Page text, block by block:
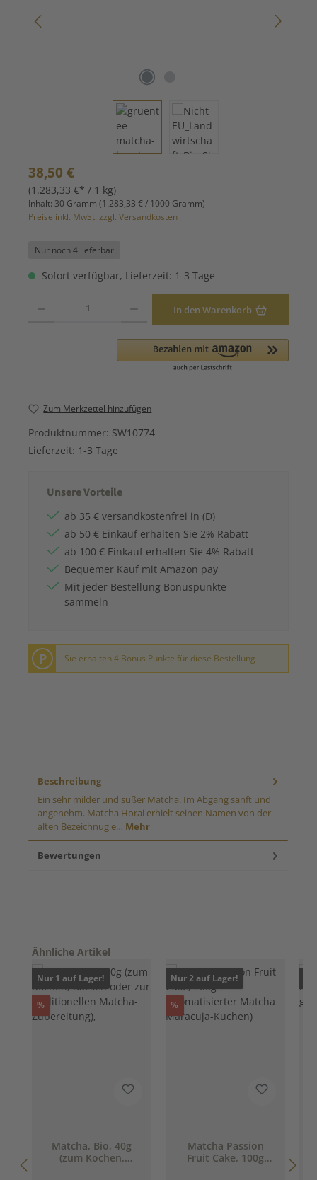
Regulärer Preis:
38,50 €
(1.283,33 €* / 1 kg)
Inhalt: 30 Gramm (1.283,33 € / 1000 Gramm)
Preise inkl. MwSt. zzgl. Versandkosten
Nur noch 4 lieferbar
Sofort verfügbar, Lieferzeit: 1-3 Tage
In den Warenkorb
Zum Merkzettel hinzufügen
Produktnummer: SW10774
Lieferzeit: 1-3 Tage
Unsere Vorteile
ab 35 € versandkostenfrei in (D)
ab 50 € Einkauf erhalten Sie 2% Rabatt
ab 100 € Einkauf erhalten Sie 4% Rabatt
Bequemer Kauf mit Amazon pay
Mit jeder Bestellung Bonuspunkte
sammeln
P Sie erhalten 4 Bonus Punkte für diese Bestellung
Beschreibung
Ein sehr milder und süßer Matcha. Im Abgang sanft und
angenehm. Matcha Horai erhielt seinen Namen von der
alten Bezeichnug e… Mehr
Bewertungen
Produktgalerie überspringen
Ähnliche Artikel
Nur 1 auf Lager!
%Rabatt
Matcha, Bio, 40g
(zum Kochen,
Nur 2 auf Lager!
%Rabatt
Matcha Passion
Fruit Cake, 100g